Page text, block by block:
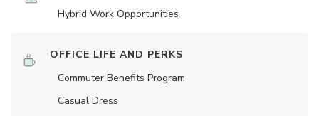
Hybrid Work Opportunities
OFFICE LIFE AND PERKS
Commuter Benefits Program
Casual Dress